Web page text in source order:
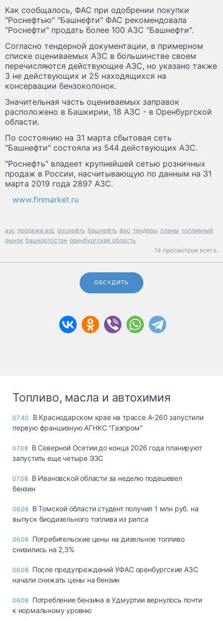
Как сообщалось, ФАС при одобрении покупки
"Роснефтью" "Башнефти" ФАС рекомендовала
"Роснефти" продать более 100 АЗС "Башнефти".
Согласно тендерной документации, в примерном
списке оцениваемых АЗС в большинстве своем
перечисляются действующие АЗС, но указано также
3 не действующих и 25 находящихся на
консервации бензоколонок.
Значительная часть оцениваемых заправок
расположено в Башкирии, 18 АЗС - в Оренбургской
области.
По состоянию на 31 марта сбытовая сеть
"Башнефти" состояла из 544 действующих АЗС.
"Роснефть" владеет крупнейшей сетью розничных
продаж в России, насчитывающую по данным на 31
марта 2019 года 2897 АЗС.
www.finmarket.ru
азс продажа азс роснефть башнефть фас тендеры планы топливный
рынок башкортостан оренбургская область
14 просмотров всего.
ОБСУДИТЬ
Топливо, масла и автохимия
07:40
В Краснодарском крае на трассе А-260 запустили
первую франшизную АГНКС "Газпром"
07.08 В Северной Осетии до конца 2026 года планируют
запустить еще четыре ЭЗС
07.08 В Ивановской области за неделю подешевел
бензин
06.08 В Томской области студент получил 1 млн руб. на
выпуск биодизельного топлива из рапса
06.08 Потребительские цены на дизельное топливо
снизились на 2,3%
06.08 После предупреждений УФАС оренбургские АЗС
начали снижать цены на бензин
06.08 Потребление бензина в Удмуртии вернулось почти
к нормальному уровню